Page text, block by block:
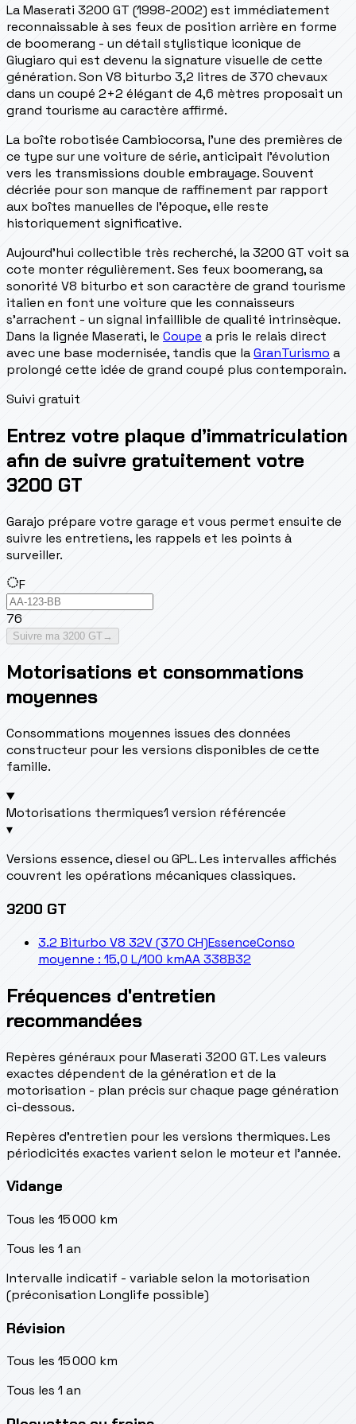
La Maserati 3200 GT (1998-2002) est immédiatement
reconnaissable à ses feux de position arrière en forme
de boomerang - un détail stylistique iconique de
Giugiaro qui est devenu la signature visuelle de cette
génération. Son V8 biturbo 3,2 litres de 370 chevaux
dans un coupé 2+2 élégant de 4,6 mètres proposait un
grand tourisme au caractère affirmé.
La boîte robotisée Cambiocorsa, l'une des premières de
ce type sur une voiture de série, anticipait l'évolution
vers les transmissions double embrayage. Souvent
décriée pour son manque de raffinement par rapport
aux boîtes manuelles de l'époque, elle reste
historiquement significative.
Aujourd'hui collectible très recherché, la 3200 GT voit sa
cote monter régulièrement. Ses feux boomerang, sa
sonorité V8 biturbo et son caractère de grand tourisme
italien en font une voiture que les connaisseurs
s'arrachent - un signal infaillible de qualité intrinsèque.
Dans la lignée Maserati, le Coupe a pris le relais direct
avec une base modernisée, tandis que laGranTurismo a
prolongé cette idée de grand coupé plus contemporain.
Suivi gratuit
Entrez votre plaque d’immatriculation
afin de suivre gratuitement votre
3200 GT
Garajo prépare votre garage et vous permet ensuite de
suivre les entretiens, les rappels et les points à
surveiller.
F
76
Suivre ma 3200 GT →
Motorisations et consommations
moyennes
Consommations moyennes issues des données
constructeur pour les versions disponibles de cette
famille.
Motorisations thermiques1 version référencée
▾
Versions essence, diesel ou GPL. Les intervalles affichés
couvrent les opérations mécaniques classiques.
3200 GT
3.2 Biturbo V8 32V (370 CH)EssenceConso
moyenne : 15,0 L/100 kmAA 338B32
Fréquences d'entretien
recommandées
Repères généraux pour Maserati 3200 GT. Les valeurs
exactes dépendent de la génération et de la
motorisation - plan précis sur chaque page génération
ci-dessous.
Repères d’entretien pour les versions thermiques. Les
périodicités exactes varient selon le moteur et l’année.
Vidange
Tous les 15 000 km
Tous les 1 an
Intervalle indicatif - variable selon la motorisation
(préconisation Longlife possible)
Révision
Tous les 15 000 km
Tous les 1 an